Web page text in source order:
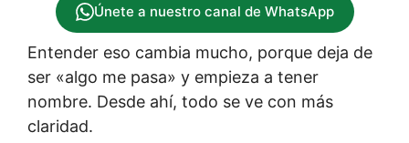
Únete a nuestro canal de WhatsApp
Entender eso cambia mucho, porque deja de
ser «algo me pasa» y empieza a tener
nombre. Desde ahí, todo se ve con más
claridad.